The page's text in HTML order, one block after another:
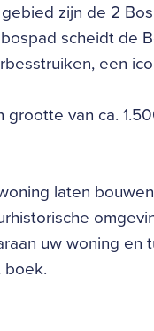
zijn de 2
scheidt de
een
grootte van ca.
laten
uw woning en
boek.